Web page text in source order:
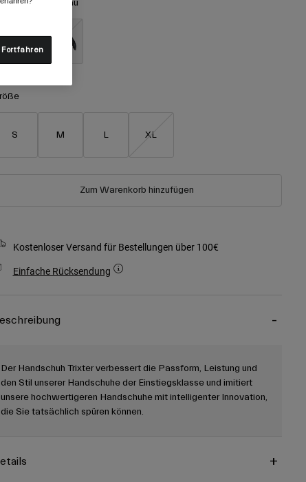
-Dunkelgrau
S M L XL
Zum Warenkorb hinzufügen
Kostenloser Versand für Bestellungen über 100€
Einfache Rücksendung
Der Handschuh Trixter verbessert die Passform, Leistung und
den Stil unserer Handschuhe der Einstiegsklasse und imitiert
unsere hochwertigeren Handschuhe mit intelligenter Innovation,
die Sie tatsächlich spüren können.